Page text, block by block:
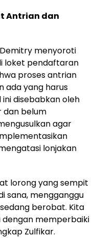
Antrian dan
menyoroti
loket pendaftaran
proses antrian
ada yang harus
ini disebabkan oleh
belum
agar
lonjakan
lorong yang sempit
sana, mengganggu
berobat. Kita
dengan memperbaiki
Zulfikar.